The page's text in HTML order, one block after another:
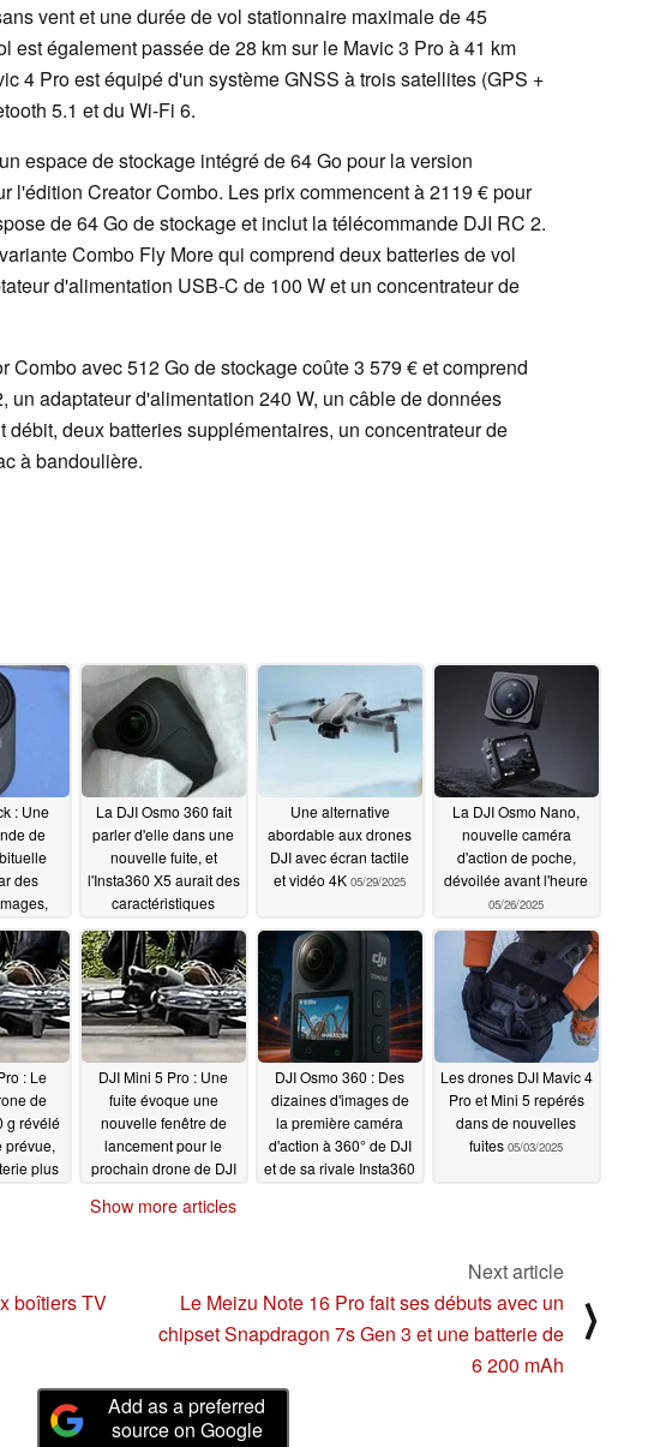
vent et une durée de vol stationnaire maximale de 45
est également passée de 28 km sur le Mavic 3 Pro à 41 km
4 Pro est équipé d'un système GNSS à trois satellites (GPS +
5.1 et du Wi-Fi 6.
espace de stockage intégré de 64 Go pour la version
l'édition Creator Combo. Les prix commencent à 2119 € pour
de 64 Go de stockage et inclut la télécommande DJI RC 2.
Combo Fly More qui comprend deux batteries de vol
d'alimentation USB-C de 100 W et un concentrateur de
Combo avec 512 Go de stockage coûte 3 579 € et comprend
un adaptateur d'alimentation 240 W, un câble de données
débit, deux batteries supplémentaires, un concentrateur de
à bandoulière.
: Une
de
des
produit
La DJI Osmo 360 fait
parler d'elle dans une
nouvelle fuite, et
l'Insta360 X5 aurait des
caractéristiques
DJI Osmo 36005/31/2025
Une alternative
abordable aux drones
DJI avec écran tactile
et vidéo 4K 05/29/2025
La DJI Osmo Nano,
nouvelle caméra
d'action de poche,
dévoilée avant l'heure
05/26/2025
: Le
de
g révélé
prévue,
plus
DJI Mini 5 Pro : Une
fuite évoque une
nouvelle fenêtre de
lancement pour le
prochain drone de DJI
05/07/2025
DJI Osmo 360 : Des
dizaines d'images de
la première caméra
d'action à 360° de DJI
et de sa rivale Insta360
Les drones DJI Mavic 4
Pro et Mini 5 repérés
dans de nouvelles
fuites 05/03/2025
Show more articles
boîtiers TV
Next article
Le Meizu Note 16 Pro fait ses débuts avec un
chipset Snapdragon 7s Gen 3 et une batterie de
6 200 mAh
⟩
Add as a preferred
source on Google